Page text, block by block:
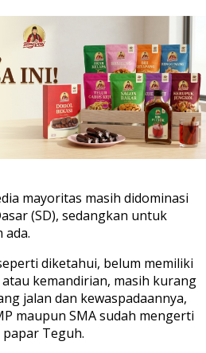
mayoritas masih didominasi
(SD), sedangkan untuk
ada.
diketahui, belum memiliki
kemandirian, masih kurang
jalan dan kewaspadaannya,
maupun SMA sudah mengerti
Teguh.